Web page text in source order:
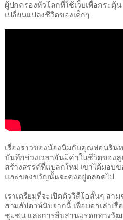
ผู้ปกครองทั่วโลกที่ใช้เว็บเพื่อกระตุ้
เปลี่ยนแปลงชีวิตของเด็กๆ
เรื่องราวของน้องนิมกับคุณพ่อนริน
บันทึกช่วงเวลาอันมีค่าในชีวิตของ
สร้างสรรค์ที่แปลกใหม่ เขาได้มอบ
และของขวัญนั้นจะคงอยู่ตลอดไป
เราเตรียมที่จะเปิดตัววิดีโอสั้นๆ สา
สามสัปดาห์นับจากนี้ เพื่อบอกเล่าเรื่
ชุมชน และการสืบสานมรดกทางวัฒ